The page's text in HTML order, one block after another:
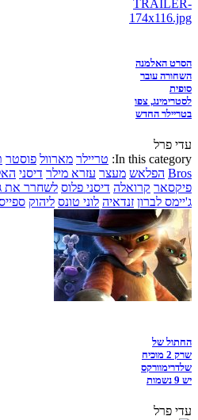
הסרט האלמנה
השחורה עובר
סופית
לסטרימינג, צפו
בטריילר החדש
עדי פרל
In this category: טריילר מארוול פוסטר
Bros הפלאש מעצר עזרא מילר דיסני
פיקסאר קרואלה דיסני פלוס לשחרר את
ג'יימס לברון זנדאיה לוני טונס ליהוק
החתול של
שרק 2 מוכיח
שלדרימוורקס
יש 9 נשמות
עדי פרל